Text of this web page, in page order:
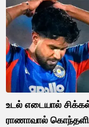
உடல் எடையால்
ராணாவால்